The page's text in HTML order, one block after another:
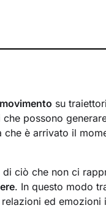
su
possono
che è arrivato il
ciò che non ci
. In questo modo
ed emozioni